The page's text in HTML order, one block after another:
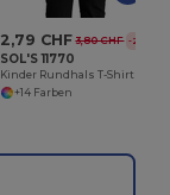
2,79 CHF 3,80 CHF -27%
SOL'S 11770
+14 Farben